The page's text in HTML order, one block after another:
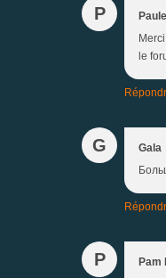
P Paule
le
G Gala
P Pam